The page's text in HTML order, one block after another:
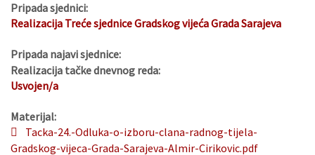
Pripada sjednici:
Realizacija Treće sjednice Gradskog vijeća Grada Sarajeva
Pripada najavi sjednice:
Realizacija tačke dnevnog reda:
Usvojen/a
Materijal:
Tacka-24.-Odluka-o-izboru-clana-radnog-tijela-
Gradskog-vijeca-Grada-Sarajeva-Almir-Cirikovic.pdf